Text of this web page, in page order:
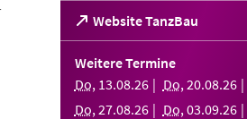
Website TanzBau
(Öffnet
in
einem
Tab)
Weitere Termine
Do, 13.08.26 Do,20.08.26
Do,27.08.26 Do,03.09.26